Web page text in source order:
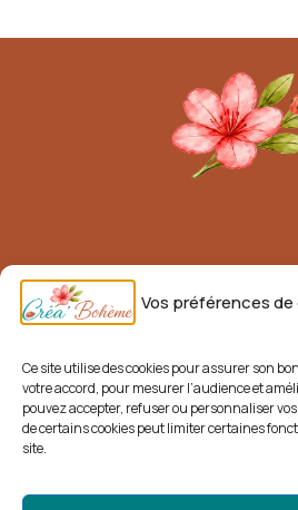
Vos préférences de
Ce site utilise des cookies pour assurer son
votre accord, pour mesurer l’audience et
pouvez accepter, refuser ou personnaliser
de certains cookies peut limiter certaines
site.
TYPES
COLLIERS
Mentions légales
Conditions générales de
Livraisons et retours
Politique de
Politique de cookies